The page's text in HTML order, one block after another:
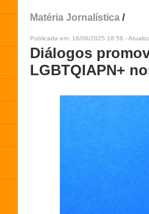
Matéria Jornalística /
Publicada em: 16/06/2025 18:56 -
Diálogos
LGBTQIAPN+